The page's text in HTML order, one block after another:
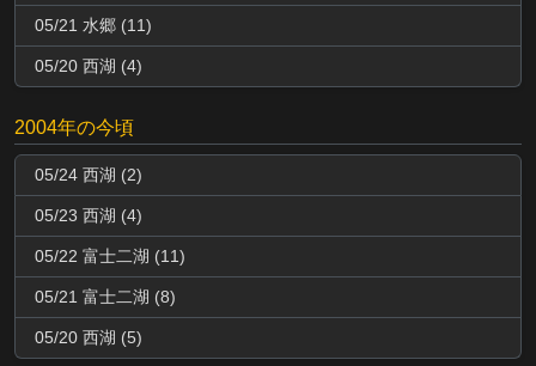
05/21 水郷 (11)
05/20 西湖 (4)
2004年の今頃
05/24 西湖 (2)
05/23 西湖 (4)
05/22 富士二湖 (11)
05/21 富士二湖 (8)
05/20 西湖 (5)